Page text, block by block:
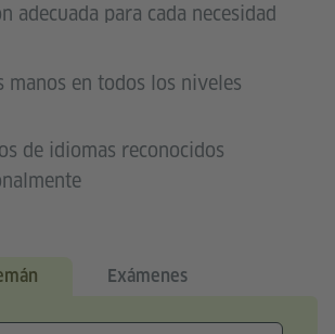
adecuada para cada necesidad
manos en todos los niveles
de idiomas reconocidos
Exámenes